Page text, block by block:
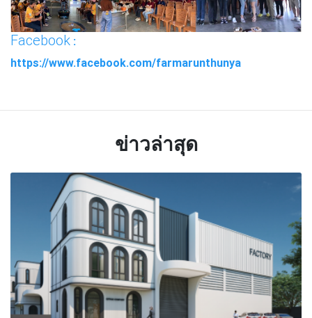
Facebook :
https://www.facebook.com/farmarunthunya
ข่าวล่าสุด